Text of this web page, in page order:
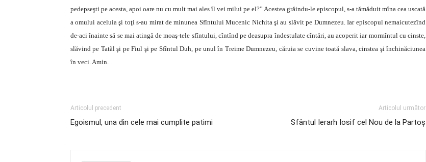
pedepseşti pe acesta, apoi oare nu cu mult mai ales îl vei milui pe el?” Acestea grăindu-le episcopul, s-a tămăduit mîna cea uscată
a omului aceluia şi toţi s-au mirat de minunea Sfîntului Mucenic Nichita şi au slăvit pe Dumnezeu. Iar episcopul nemaicutezînd
de-aci înainte să se mai atingă de moaş-tele sfîntului, cîntînd pe deasupra îndestulate cîntări, au acoperit iar mormîntul cu cinste,
slăvind pe Tatăl şi pe Fiul şi pe Sfîntul Duh, pe unul în Treime Dumnezeu, căruia se cuvine toată slava, cinstea şi închinăciunea
în veci. Amin.
Articolul precedent
Egoismul, una din cele mai cumplite patimi
Articolul următor
Sfântul Ierarh Iosif cel Nou de la Partoş